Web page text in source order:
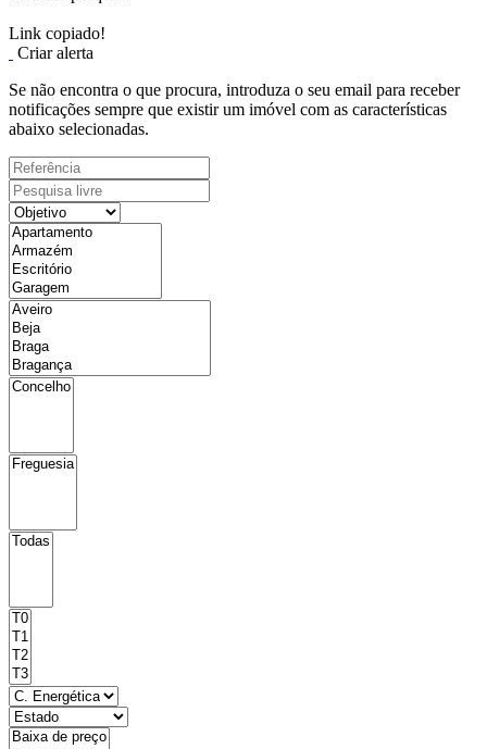
Link copiado!
Criar alerta
Se não encontra o que procura, introduza o seu email para receber
notificações sempre que existir um imóvel com as características
abaixo selecionadas.